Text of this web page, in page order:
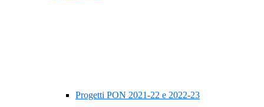
Progetti PON 2021-22 e 2022-23